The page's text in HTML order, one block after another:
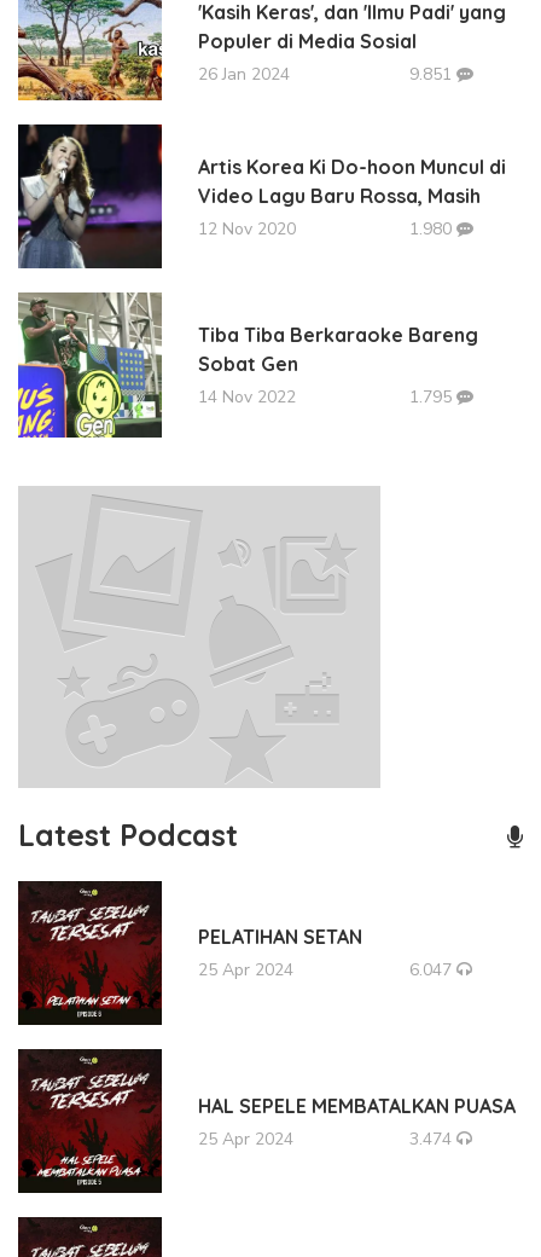
'Kasih Keras', dan 'Ilmu Padi' yang
Populer di Media Sosial
26 Jan 2024 9.851
Artis Korea Ki Do-hoon Muncul di
Video Lagu Baru Rossa, Masih
12 Nov 2020 1.980
Tiba Tiba Berkaraoke Bareng
Sobat Gen
14 Nov 2022 1.795
Latest Podcast
PELATIHAN SETAN
25 Apr 2024 6.047
HAL SEPELE MEMBATALKAN PUASA
25 Apr 2024 3.474